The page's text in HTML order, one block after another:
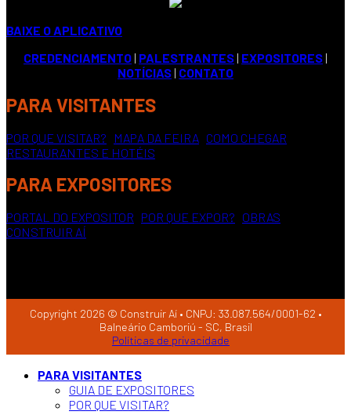
BAIXE O APLICATIVO
CREDENCIAMENTO | PALESTRANTES | EXPOSITORES |
NOTÍCIAS | CONTATO
PARA VISITANTES
POR QUE VISITAR? MAPA DA FEIRA COMO CHEGAR
RESTAURANTES E HOTÉIS
PARA EXPOSITORES
PORTAL DO EXPOSITOR POR QUE EXPOR? OBRAS
CONSTRUIR AÍ
Copyright 2026 © Construir Aí • CNPJ: 33.087.564/0001-62 •
Balneário Camboriú - SC, Brasil
Políticas de privacidade
PARA VISITANTES
GUIA DE EXPOSITORES
POR QUE VISITAR?